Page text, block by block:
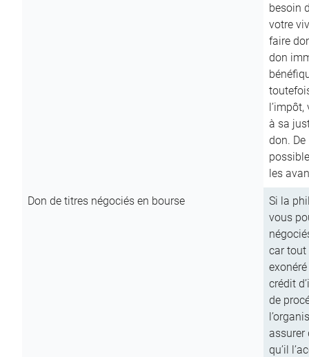
besoin
votre
faire
don
à sa
don.
les
Don de titres négociés en bourse
Si la
vous
car tout
crédit
de
assurer
qu’il